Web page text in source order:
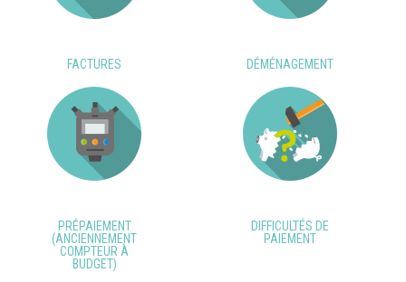
FACTURES DÉMÉNAGEMENT
PRÉPAIEMENT
(ANCIENNEMENT
COMPTEUR À
BUDGET)
DIFFICULTÉS DE
PAIEMENT